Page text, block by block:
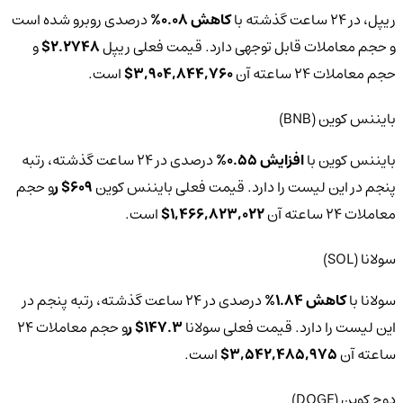
ریپل، در 24 ساعت گذشته با کاهش 0.08%
درصدی روبرو شده است
و حجم معاملات قابل توجهی دارد. قیمت فعلی ریپل2.2748$ و
حجم معاملات 24 ساعته آن
3,904,844,760$ است.
بایننس کوین (BNB)
بایننس کوین باافزایش 0.55%
درصدی در 24 ساعت گذشته، رتبه
پنجم در این لیست را دارد.‌ قیمت فعلی بایننس کوین609$ ر
و حجم
معاملات 24 ساعته آن
1,466,823,022$ است.
سولانا (SOL)
سولانا باکاهش 1.84%
درصدی در 24 ساعت گذشته، رتبه پنجم در
این لیست را دارد.‌ قیمت فعلی سولانا147.3$ ر
و حجم معاملات 24
ساعته آن3,542,485,975$ است.